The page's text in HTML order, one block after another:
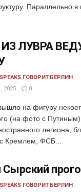
Параллельно в
ЛУВРА
ГОВОРИТБЕРЛИН
2025
0
на фигуру
(на фото с
легиона,
Кремлем, ФСБ...
Сырский
ГОВОРИТБЕРЛИН